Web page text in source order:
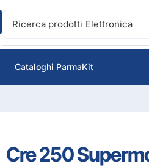
Ricerca prodotti Elettronica
Cataloghi ParmaKit
Cre 250